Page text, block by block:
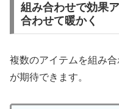
組み合わせで効果
合わせて暖かく
複数のアイテムを組み
が期待できます。